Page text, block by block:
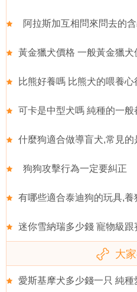
阿拉斯加互相問來問去的
黃金獵犬價格 一般黃金獵犬
比熊好養嗎 比熊犬的喂養心
可卡是中型犬嗎 純種的一般
什麼狗適合做導盲犬,常見的
狗狗攻擊行為一定要糾正
有哪些適合泰迪狗的玩具,
迷你雪納瑞多少錢 寵物級跟
大
愛斯基摩犬多少錢一只 純